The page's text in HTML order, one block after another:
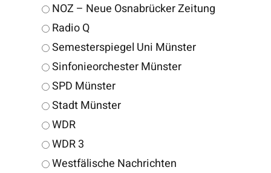
NOZ – Neue Osnabrücker Zeitung
Radio Q
Semesterspiegel Uni Münster
Sinfonieorchester Münster
SPD Münster
Stadt Münster
WDR
WDR 3
Westfälische Nachrichten